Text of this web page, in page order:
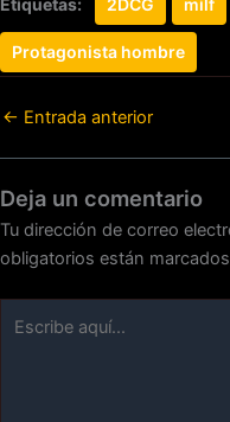
Etiquetas: 2DCG milf
Protagonista hombre
← Entrada anterior
Deja un comentario
Tu dirección de correo
obligatorios están
aquí...